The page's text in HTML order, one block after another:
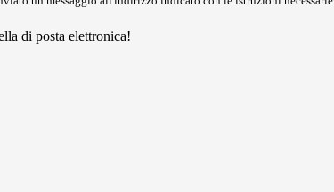
di posta elettronica!